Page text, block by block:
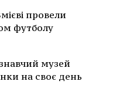
провели
футболу
музей
на своє день